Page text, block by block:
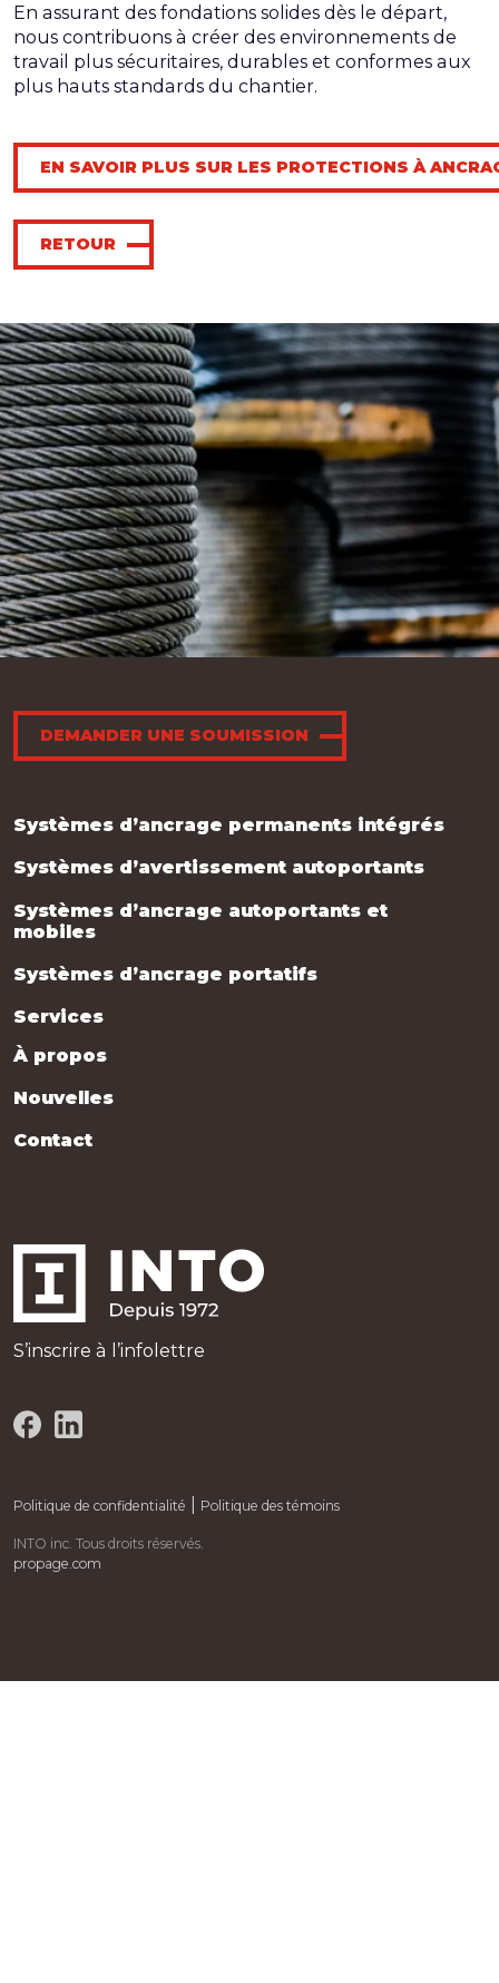
En assurant des fondations solides dès le départ,
nous contribuons à créer des environnements de
travail plus sécuritaires, durables et conformes aux
plus hauts standards du chantier.
EN SAVOIR PLUS SUR LES PROTECTIONS À
RETOUR
S’inscrire à l’infolettre
Politique de confidentialité | Politique des témoins
INTO inc. Tous droits réservés.
propage.com
Systèmes d’ancrage permanents intégrés
Systèmes d’avertissement autoportants
Systèmes d’ancrage autoportants et
mobiles
Systèmes d’ancrage portatifs
Services
À propos
Nouvelles
Contact
DEMANDER UNE SOUMISSION